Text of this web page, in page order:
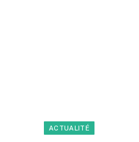
ACTUALITÉ